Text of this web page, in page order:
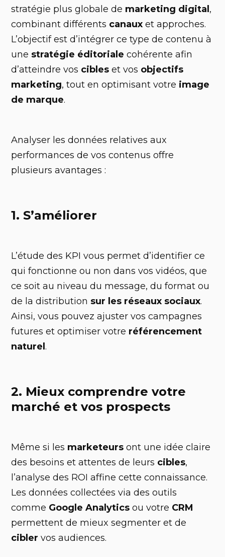
stratégie plus globale de marketing digital,
combinant différents canaux et approches.
L’objectif est d’intégrer ce type de contenu à
une stratégie éditoriale cohérente afin
d’atteindre vos cibles et vos objectifs
marketing, tout en optimisant votre image
de marque.
Analyser les données relatives aux
performances de vos contenus offre
plusieurs avantages :
1. S’améliorer
L’étude des KPI vous permet d’identifier ce
qui fonctionne ou non dans vos vidéos, que
ce soit au niveau du message, du format ou
de la distribution sur les réseaux sociaux.
Ainsi, vous pouvez ajuster vos campagnes
futures et optimiser votre référencement
naturel.
2. Mieux comprendre votre
marché et vos prospects
Même si les marketeurs ont une idée claire
des besoins et attentes de leurs cibles,
l’analyse des ROI affine cette connaissance.
Les données collectées via des outils
comme Google Analytics ou votre CRM
permettent de mieux segmenter et de
cibler vos audiences.